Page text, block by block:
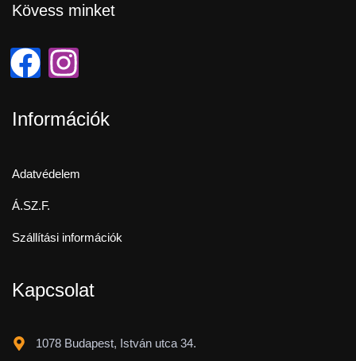
Kövess minket
Információk
Adatvédelem
Á.SZ.F.
Szállítási információk
Kapcsolat
1078 Budapest, István utca 34.